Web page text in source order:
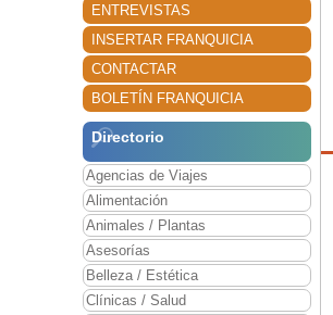
ENTREVISTAS
INSERTAR FRANQUICIA
CONTACTAR
BOLETÍN FRANQUICIA
Directorio
Agencias de Viajes
Alimentación
Animales / Plantas
Asesorías
Belleza / Estética
Clínicas / Salud